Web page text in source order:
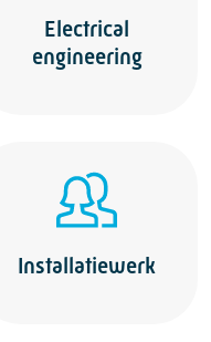
Electrical
engineering
Installatiewerk